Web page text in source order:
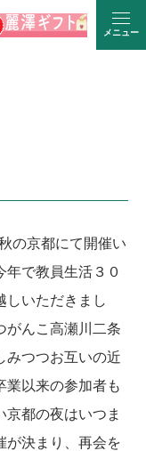
メニュー
の京都にて開催い
年で教員生活３０
しいただきまし
がんこ高瀬川二条
みつつお互いの近
業以来の参加者も
都の夜はいつま
が決まり、再会を